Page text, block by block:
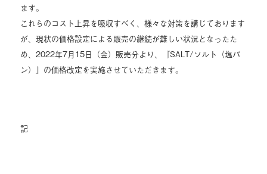
ます。
これらのコスト上昇を吸収すべく、様々な対策を講じております
が、現状の価格設定による販売の継続が難しい状況となったた
め、2022年7月15日（金）販売分より、『SALT/ソルト（塩パ
ン）』の価格改定を実施させていただきます。
記